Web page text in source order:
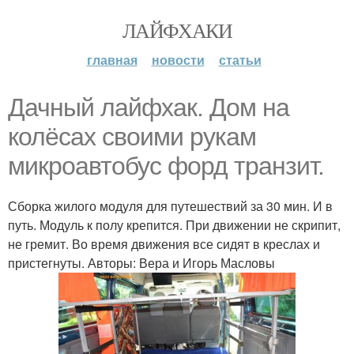
ЛАЙФХАКИ
главная новости статьи
Дачный лайфхак. Дом на
колёсах своими рукам
микроавтобус форд транзит.
Сборка жилого модуля для путешествий за 30 мин. И в
путь. Модуль к полу крепится. При движении не скрипит,
не гремит. Во время движения все сидят в креслах и
пристегнуты. Авторы: Вера и Игорь Масловы